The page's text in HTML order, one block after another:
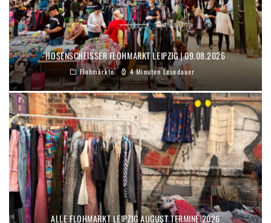
HOSENSCHEISSER FLOHMARKT LEIPZIG | 09.08.2026
Flohmärkte 4 Minuten Lesedauer
ALLE FLOHMARKT LEIPZIG AUGUST TERMINE 2026